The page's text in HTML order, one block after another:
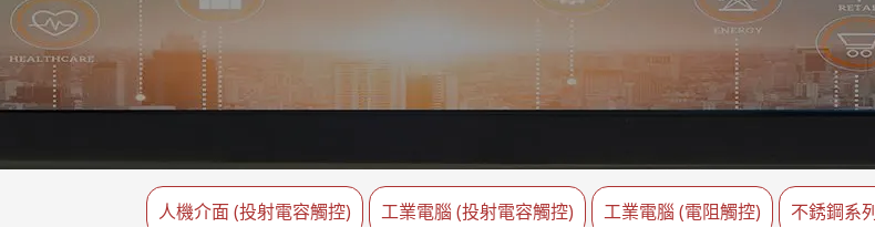
Windows車載電腦
Android車載電腦
車載平板電腦
嵌入式電腦 / IP65 防水強固型電腦
無線電閘道器
More
醫管等級強固型平
醫管等級工業電
醫管等級顯示器
邊緣運算人工智慧移動電腦
機器人控制器
ATEX等級強固型手持行動電腦
ATEX等級工業電腦
邊緣運算人工智
邊緣運算人工智
人機介面 (投射電容觸控) 工業電腦 (投射電容觸控) 工業電腦 (電阻觸控) 不銹鋼系